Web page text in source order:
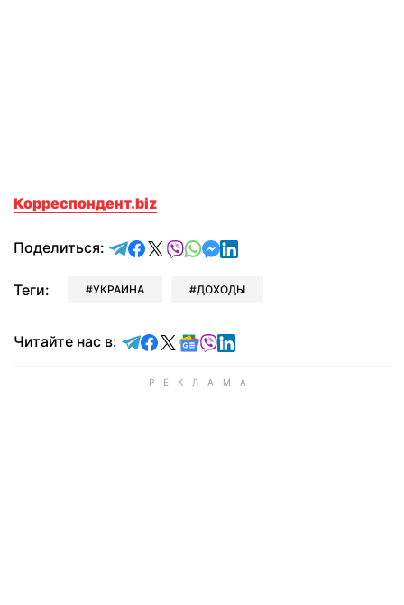
Корреспондент.biz
Поделиться: отправить в Telegram
поделиться в Facebook
поделиться в X
отправить в Viber
отправить в Whatsapp
отправить в Messenger
отправить в LinkedIn
Теги: УКРАИНА ДОХОДЫ
Читайте нас в: Читайте в Telegram
Читайте в Facebook
Читайте в X
Читайте в Google news
Читайте в Viber
Читайте в LinkedIn